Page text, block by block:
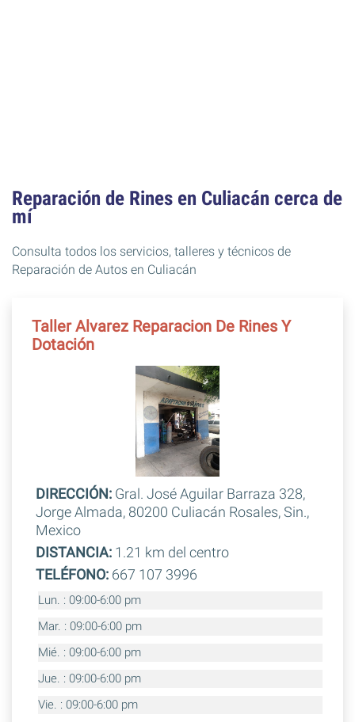
Reparación de Rines en Culiacán cerca de
mí
Consulta todos los servicios, talleres y técnicos de
Reparación de Autos en Culiacán
Taller Alvarez Reparacion De Rines Y
Dotación
DIRECCIÓN:Gral. José Aguilar Barraza 328,
Jorge Almada, 80200 Culiacán Rosales, Sin.,
Mexico
DISTANCIA:1.21 km del centro
TELÉFONO:667 107 3996
Lun. : 09:00-6:00 pm
Mar. : 09:00-6:00 pm
Mié. : 09:00-6:00 pm
Jue. : 09:00-6:00 pm
Vie. : 09:00-6:00 pm